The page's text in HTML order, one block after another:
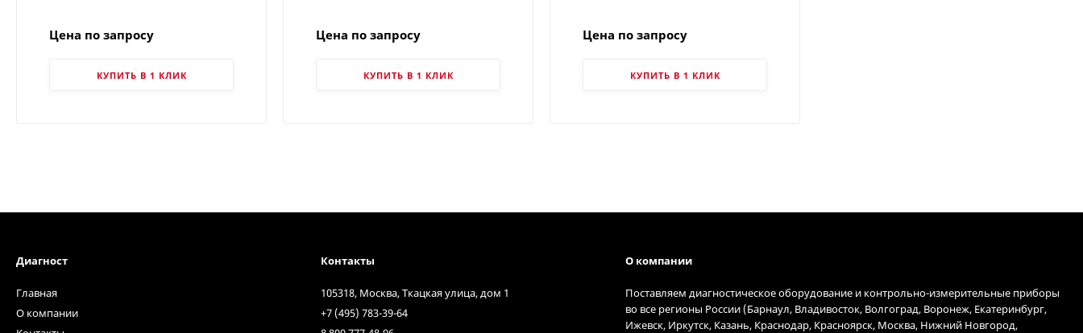
Цена по запросу
КУПИТЬ В 1 КЛИК
Цена по запросу
КУПИТЬ В 1 КЛИК
Цена по запросу
КУПИТЬ В 1 КЛИК
Диагност
Главная
О компании
Контакты
105318, Москва, Ткацкая улица, дом 1
+7 (495) 783-39-64
О компании
Поставляем диагностическое оборудование и контрольно-измерительные приборы
во все регионы России (Барнаул, Владивосток, Волгоград, Воронеж, Екатеринбург,
Ижевск, Иркутск, Казань, Краснодар, Красноярск, Москва, Нижний Новгород,